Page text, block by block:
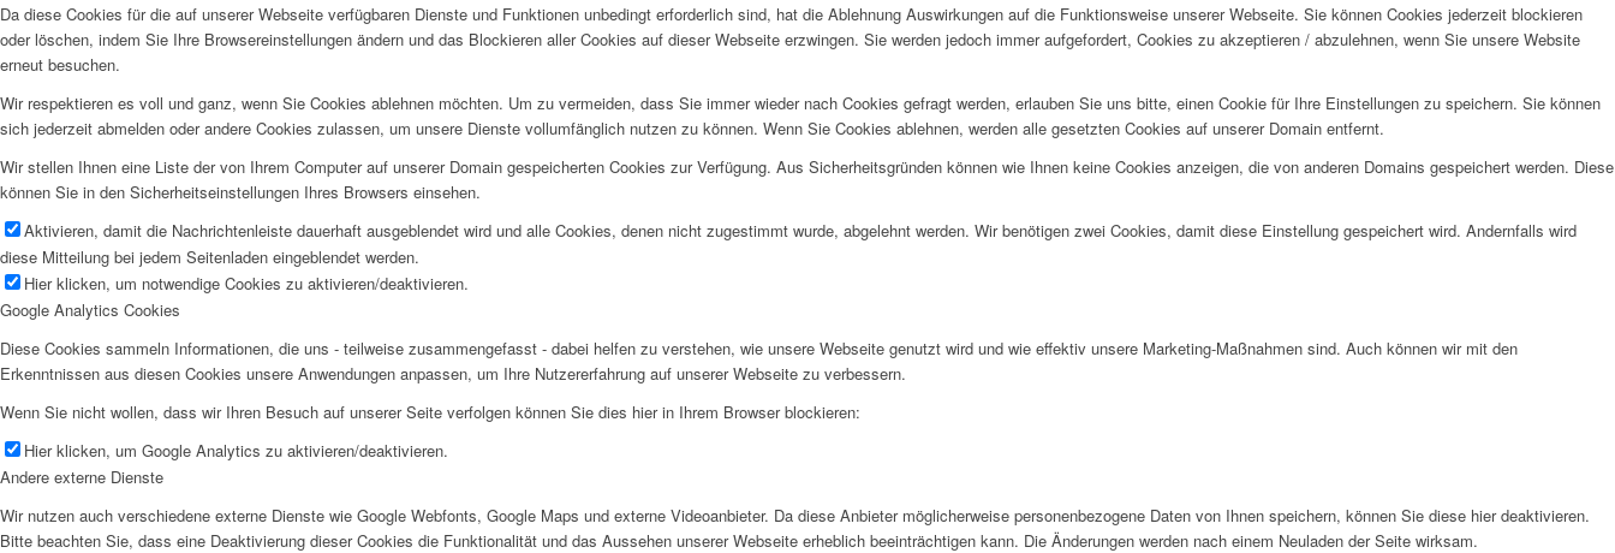
Da diese Cookies für die auf unserer Webseite verfügbaren Dienste und Funktionen unbedingt erforderlich sind, hat die Ablehnung Auswirkungen auf die Funktionsweise unserer Webseite. Sie können Cookies jederzeit blockieren
oder löschen, indem Sie Ihre Browsereinstellungen ändern und das Blockieren aller Cookies auf dieser Webseite erzwingen. Sie werden jedoch immer aufgefordert, Cookies zu akzeptieren / abzulehnen, wenn Sie unsere Website
erneut besuchen.
Wir respektieren es voll und ganz, wenn Sie Cookies ablehnen möchten. Um zu vermeiden, dass Sie immer wieder nach Cookies gefragt werden, erlauben Sie uns bitte, einen Cookie für Ihre Einstellungen zu speichern. Sie können
sich jederzeit abmelden oder andere Cookies zulassen, um unsere Dienste vollumfänglich nutzen zu können. Wenn Sie Cookies ablehnen, werden alle gesetzten Cookies auf unserer Domain entfernt.
Wir stellen Ihnen eine Liste der von Ihrem Computer auf unserer Domain gespeicherten Cookies zur Verfügung. Aus Sicherheitsgründen können wie Ihnen keine Cookies anzeigen, die von anderen Domains gespeichert werden. Diese
können Sie in den Sicherheitseinstellungen Ihres Browsers einsehen.
Aktivieren, damit die Nachrichtenleiste dauerhaft ausgeblendet wird und alle Cookies, denen nicht zugestimmt wurde, abgelehnt werden. Wir benötigen zwei Cookies, damit diese Einstellung gespeichert wird. Andernfalls wird
diese Mitteilung bei jedem Seitenladen eingeblendet werden.
Hier klicken, um notwendige Cookies zu aktivieren/deaktivieren.
Google Analytics Cookies
Diese Cookies sammeln Informationen, die uns - teilweise zusammengefasst - dabei helfen zu verstehen, wie unsere Webseite genutzt wird und wie effektiv unsere Marketing-Maßnahmen sind. Auch können wir mit den
Erkenntnissen aus diesen Cookies unsere Anwendungen anpassen, um Ihre Nutzererfahrung auf unserer Webseite zu verbessern.
Wenn Sie nicht wollen, dass wir Ihren Besuch auf unserer Seite verfolgen können Sie dies hier in Ihrem Browser blockieren:
Hier klicken, um Google Analytics zu aktivieren/deaktivieren.
Andere externe Dienste
Wir nutzen auch verschiedene externe Dienste wie Google Webfonts, Google Maps und externe Videoanbieter. Da diese Anbieter möglicherweise personenbezogene Daten von Ihnen speichern, können Sie diese hier deaktivieren.
Bitte beachten Sie, dass eine Deaktivierung dieser Cookies die Funktionalität und das Aussehen unserer Webseite erheblich beeinträchtigen kann. Die Änderungen werden nach einem Neuladen der Seite wirksam.